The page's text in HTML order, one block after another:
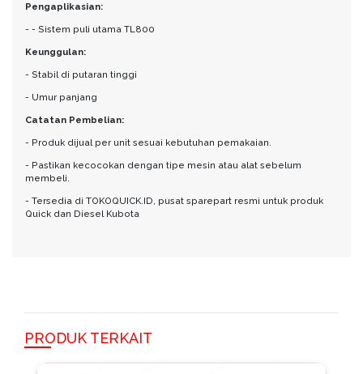
Pengaplikasian:
- - Sistem puli utama TL800
Keunggulan:
- Stabil di putaran tinggi
- Umur panjang
Catatan Pembelian:
- Produk dijual per unit sesuai kebutuhan pemakaian.
- Pastikan kecocokan dengan tipe mesin atau alat sebelum
membeli.
- Tersedia di TOKOQUICK.ID, pusat sparepart resmi untuk produk
Quick dan Diesel Kubota
PRODUK TERKAIT